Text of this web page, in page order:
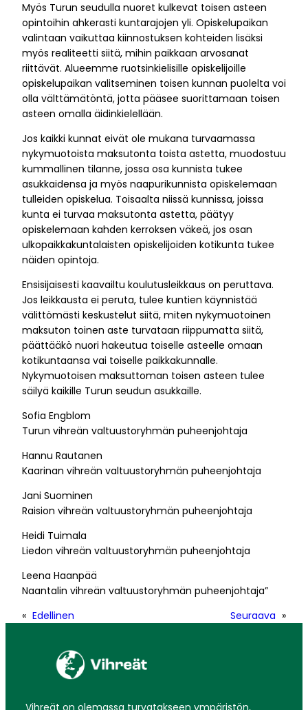
Myös Turun seudulla nuoret kulkevat toisen asteen
opintoihin ahkerasti kuntarajojen yli. Opiskelupaikan
valintaan vaikuttaa kiinnostuksen kohteiden lisäksi
myös realiteetti siitä, mihin paikkaan arvosanat
riittävät. Alueemme ruotsinkielisille opiskelijoille
opiskelupaikan valitseminen toisen kunnan puolelta voi
olla välttämätöntä, jotta pääsee suorittamaan toisen
asteen omalla äidinkielellään.
Jos kaikki kunnat eivät ole mukana turvaamassa
nykymuotoista maksutonta toista astetta, muodostuu
kummallinen tilanne, jossa osa kunnista tukee
asukkaidensa ja myös naapurikunnista opiskelemaan
tulleiden opiskelua. Toisaalta niissä kunnissa, joissa
kunta ei turvaa maksutonta astetta, päätyy
opiskelemaan kahden kerroksen väkeä, jos osan
ulkopaikkakuntalaisten opiskelijoiden kotikunta tukee
näiden opintoja.
Ensisijaisesti kaavailtu koulutusleikkaus on peruttava.
Jos leikkausta ei peruta, tulee kuntien käynnistää
välittömästi keskustelut siitä, miten nykymuotoinen
maksuton toinen aste turvataan riippumatta siitä,
päättääkö nuori hakeutua toiselle asteelle omaan
kotikuntaansa vai toiselle paikkakunnalle.
Nykymuotoisen maksuttoman toisen asteen tulee
säilyä kaikille Turun seudun asukkaille.
Sofia Engblom
Turun vihreän valtuustoryhmän puheenjohtaja
Hannu Rautanen
Kaarinan vihreän valtuustoryhmän puheenjohtaja
Jani Suominen
Raision vihreän valtuustoryhmän puheenjohtaja
Heidi Tuimala
Liedon vihreän valtuustoryhmän puheenjohtaja
Leena Haanpää
Naantalin vihreän valtuustoryhmän puheenjohtaja”
« Edellinen Seuraava »
Vihreät on olemassa turvatakseen ympäristön,